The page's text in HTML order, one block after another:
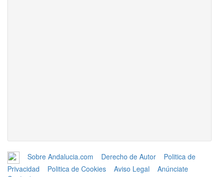
Sobre Andalucia.com Derecho de Autor
Politica de
Privacidad
Politica de Cookies Aviso Legal
Anúnciate